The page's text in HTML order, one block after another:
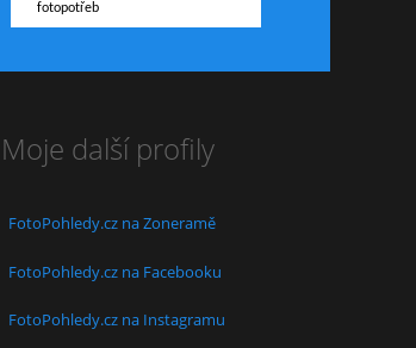
fotopotřeb
Moje další profily
FotoPohledy.cz na Zoneramě
FotoPohledy.cz na Facebooku
FotoPohledy.cz na Instagramu